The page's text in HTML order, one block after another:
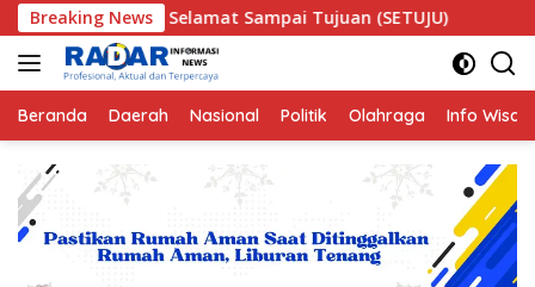
Langsung
ke
konten
Breaking News
Selamat Sampai Tujuan (SETUJU) Teror Makhluk
Beranda Daerah Nasional Politik Olahraga Info